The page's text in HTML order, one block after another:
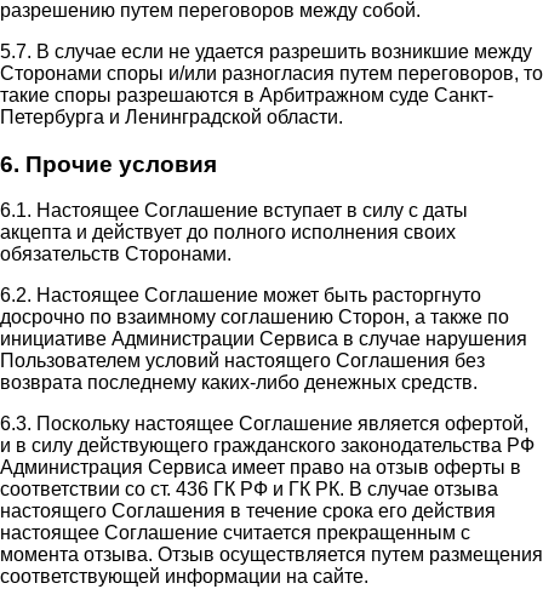
разрешению путем переговоров между собой.
5.7. В случае если не удается разрешить возникшие между
Сторонами споры и/или разногласия путем переговоров, то
такие споры разрешаются в Арбитражном суде Санкт-
Петербурга и Ленинградской области.
6. Прочие условия
6.1. Настоящее Соглашение вступает в силу с даты
акцепта и действует до полного исполнения своих
обязательств Сторонами.
6.2. Настоящее Соглашение может быть расторгнуто
досрочно по взаимному соглашению Сторон, а также по
инициативе Администрации Сервиса в случае нарушения
Пользователем условий настоящего Соглашения без
возврата последнему каких-либо денежных средств.
6.3. Поскольку настоящее Соглашение является офертой,
и в силу действующего гражданского законодательства РФ
Администрация Сервиса имеет право на отзыв оферты в
соответствии со ст. 436 ГК РФ и ГК РК. В случае отзыва
настоящего Соглашения в течение срока его действия
настоящее Соглашение считается прекращенным с
момента отзыва. Отзыв осуществляется путем размещения
соответствующей информации на сайте.